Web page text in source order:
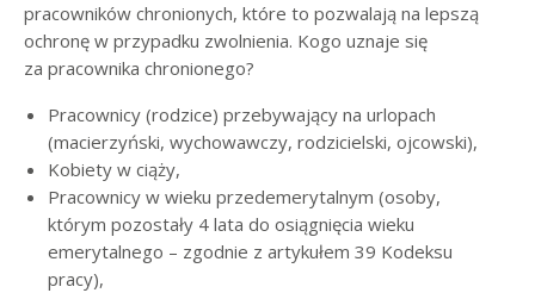
pracowników chronionych, które to pozwalają na lepszą
ochronę w przypadku zwolnienia. Kogo uznaje się
za pracownika chronionego?
Pracownicy (rodzice) przebywający na urlopach
(macierzyński, wychowawczy, rodzicielski, ojcowski),
Kobiety w ciąży,
Pracownicy w wieku przedemerytalnym (osoby,
którym pozostały 4 lata do osiągnięcia wieku
emerytalnego – zgodnie z artykułem 39 Kodeksu
pracy),